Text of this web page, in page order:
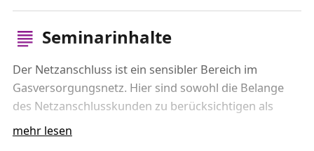
Seminarinhalte
Der Netzanschluss ist ein sensibler Bereich im
Gasversorgungsnetz. Hier sind sowohl die Belange
des Netzanschlusskunden zu berücksichtigen als
auch eine qualitativ hochwertige Ausführung der
mehr lesen